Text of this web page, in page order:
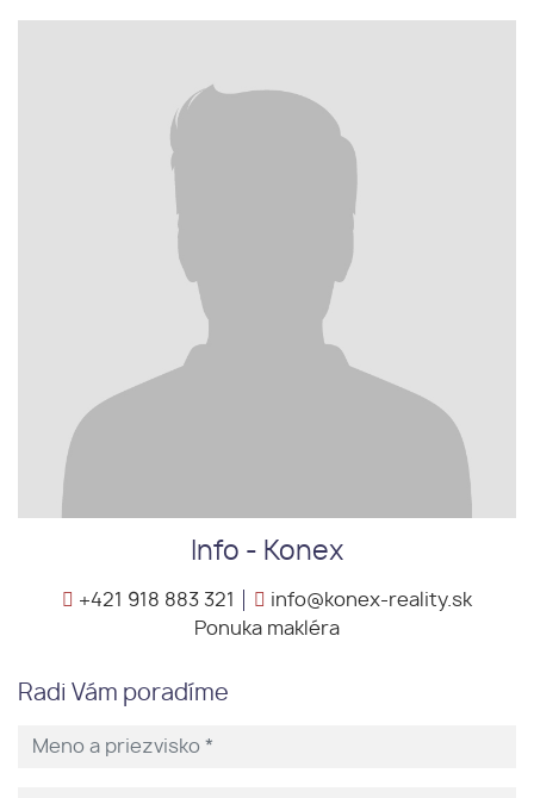
Info - Konex
+421 918 883 321
info@konex-reality.sk
Ponuka makléra
Radi Vám poradíme